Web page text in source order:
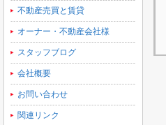
不動産売買と賃貸
オーナー・不動産会社様
スタッフブログ
会社概要
お問い合わせ
関連リンク